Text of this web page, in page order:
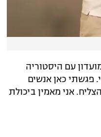
עם היסטוריה
פגשתי כאן אנשים
אני מאמין ביכולת